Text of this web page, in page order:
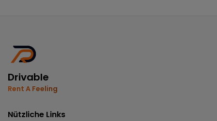
Drivable
Rent A Feeling
Nützliche Links